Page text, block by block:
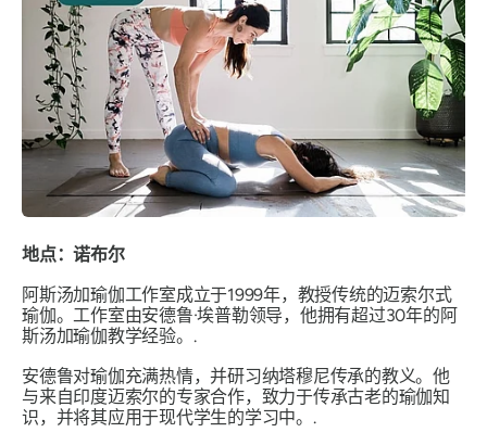
地点：诺布尔
阿斯汤加瑜伽工作室成立于1999年，教授传统的迈索尔式
瑜伽。工作室由安德鲁·埃普勒领导，他拥有超过30年的阿
斯汤加瑜伽教学经验。.
安德鲁对瑜伽充满热情，并研习纳塔穆尼传承的教义。他
与来自印度迈索尔的专家合作，致力于传承古老的瑜伽知
识，并将其应用于现代学生的学习中。.